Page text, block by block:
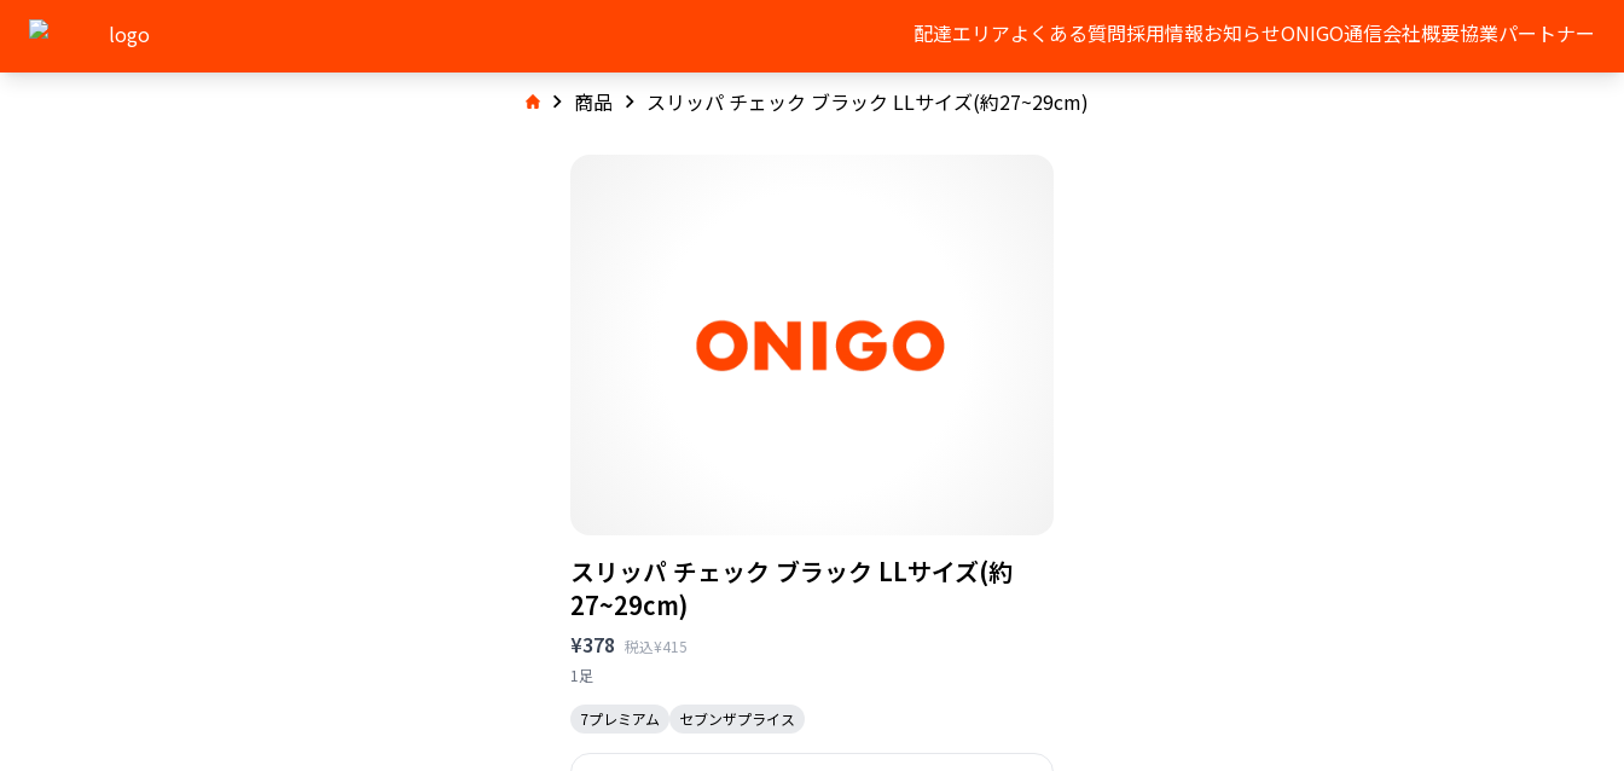
配達エリアよくある質問採用情報お知らせONIGO通信会社概要協業パートナー
商品 スリッパ チェック ブラック LLサイズ(約27~29cm)
スリッパ チェック ブラック LLサイズ(約
27~29cm)
¥378 税込¥415
1足
7プレミアム セブンザプライス